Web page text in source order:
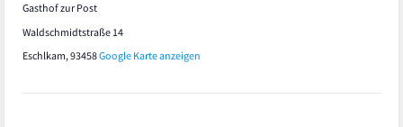
Gasthof zur Post
Waldschmidtstraße 14
Eschlkam,93458Google Karte anzeigen